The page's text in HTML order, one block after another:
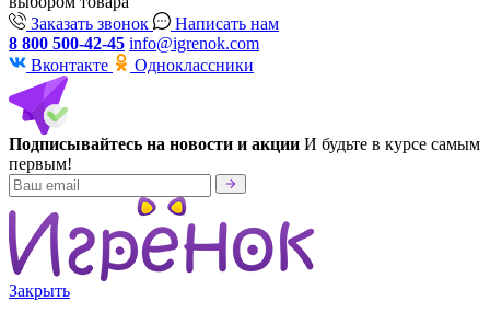
Заказать звонок
Написать нам
8 800 500-42-45 info@igrenok.com
Вконтакте
Одноклассники
Подписывайтесь на новости и акции И будьте в курсе самым
первым!
Закрыть